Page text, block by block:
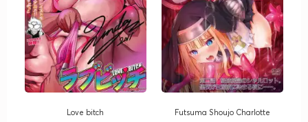
Love bitch Futsuma Shoujo Charlotte